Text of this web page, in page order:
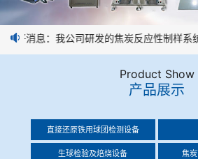
焦化行业检测及优化配煤设备
球团矿/烧结矿/块矿高温冶金性能检测系统
烧结/球团优化配矿研究设备
高炉配吹煤检测设备
新闻中心
企业业绩
好消息：我公司研发的焦炭反应性制样系
Product Show
产品展示
直接还原铁用球团检测设备
生球检验及焙烧设备 焦